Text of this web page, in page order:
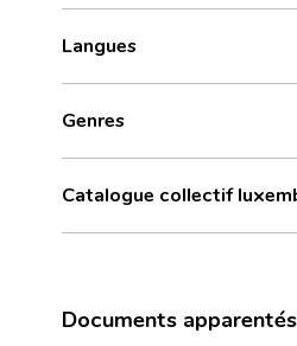
Langues
Genres
Catalogue collectif
Documents apparentés